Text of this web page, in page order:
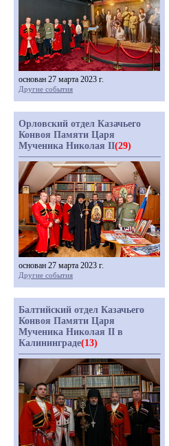
основан 27 марта 2023 г.
Другие события
Орловский отдел Казачьего
Конвоя Памяти Царя
Мученика Николая II(29)
основан 27 марта 2023 г.
Другие события
Балтийский отдел Казачьего
Конвоя Памяти Царя
Мученика Николая II в
Калининграде(13)